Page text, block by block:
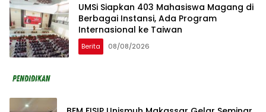
UMSi Siapkan 403 Mahasiswa Magang di
Berbagai Instansi, Ada Program
Internasional ke Taiwan
Berita 08/08/2026